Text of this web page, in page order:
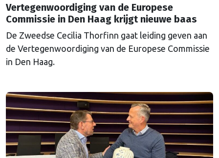
Vertegenwoordiging van de Europese
Commissie in Den Haag krijgt nieuwe baas
De Zweedse Cecilia Thorfinn gaat leiding geven aan
de Vertegenwoordiging van de Europese Commissie
in Den Haag.